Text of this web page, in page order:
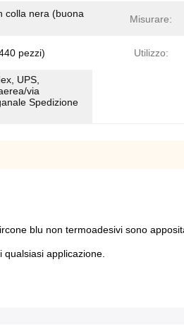
colla nera (buona
Misurare:
pezzi) Utilizzo:
UPS,
via
Spedizione
blu non termoadesivi sono
qualsiasi applicazione.